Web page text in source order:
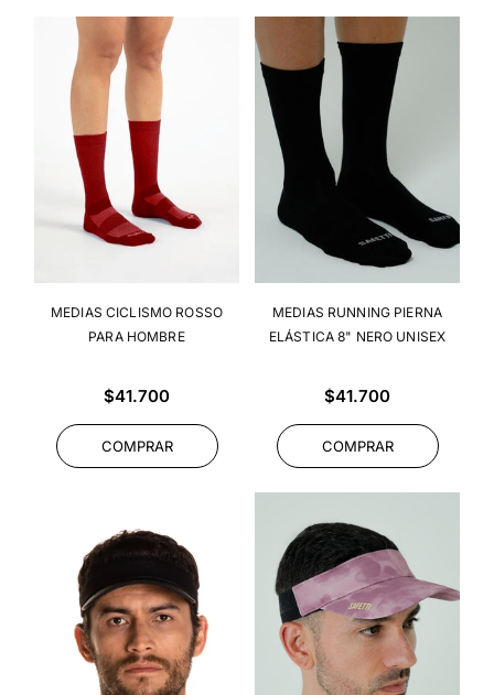
MEDIAS CICLISMO ROSSO
PARA HOMBRE
Precio
$41.700
COMPRAR
MEDIAS RUNNING PIERNA
ELÁSTICA 8" NERO UNISEX
Precio
$41.700
COMPRAR